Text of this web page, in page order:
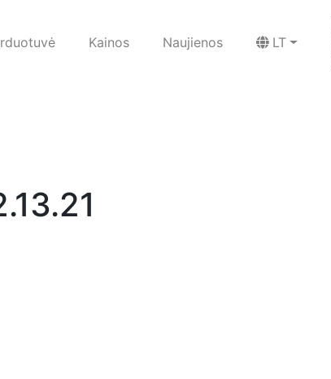
Kainos Naujienos LT